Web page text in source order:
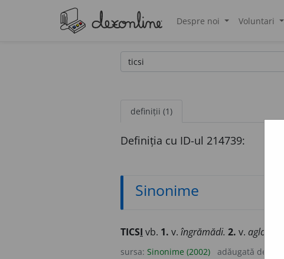
Despre noi Voluntari
definiții (1)
Definiția cu ID-ul 214739:
Sinonime
TICSI vb. 1. v. îngrămădi. 2. v. aglomera.
sursa: Sinonime (2002) adăugată de